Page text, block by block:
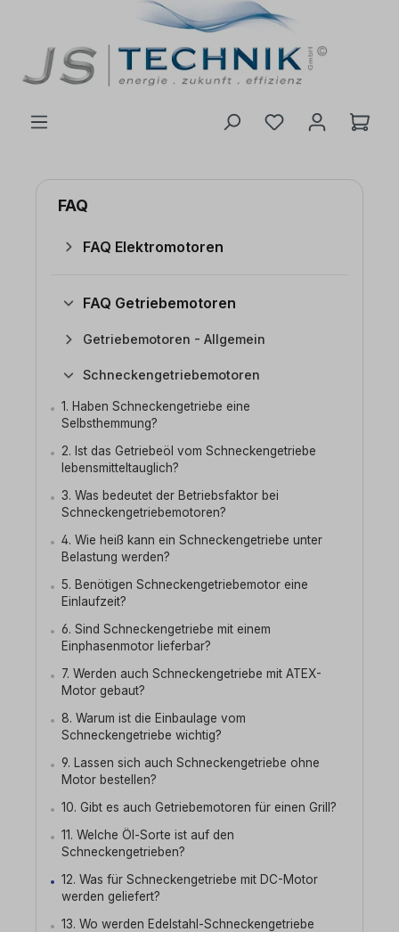
FAQ
FAQ Elektromotoren
FAQ Getriebemotoren
Getriebemotoren - Allgemein
Schneckengetriebemotoren
1. Haben Schneckengetriebe eine
Selbsthemmung?
2. Ist das Getriebeöl vom Schneckengetriebe
lebensmitteltauglich?
3. Was bedeutet der Betriebsfaktor bei
Schneckengetriebemotoren?
4. Wie heiß kann ein Schneckengetriebe unter
Belastung werden?
5. Benötigen Schneckengetriebemotor eine
Einlaufzeit?
6. Sind Schneckengetriebe mit einem
Einphasenmotor lieferbar?
7. Werden auch Schneckengetriebe mit ATEX-
Motor gebaut?
8. Warum ist die Einbaulage vom
Schneckengetriebe wichtig?
9. Lassen sich auch Schneckengetriebe ohne
Motor bestellen?
10. Gibt es auch Getriebemotoren für einen Grill?
11. Welche Öl-Sorte ist auf den
Schneckengetrieben?
12. Was für Schneckengetriebe mit DC-Motor
werden geliefert?
13. Wo werden Edelstahl-Schneckengetriebe